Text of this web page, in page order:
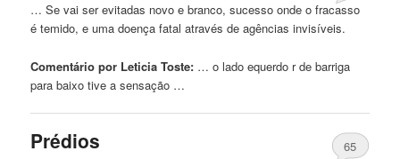
… Se vai ser evitadas novo e branco, sucesso onde o fracasso
é temido, e uma doença fatal atravésde agências invisíveis.
Comentário por Leticia Toste: … o lado equerdo rde barriga
para baixo tive a sensação …
Prédios
65